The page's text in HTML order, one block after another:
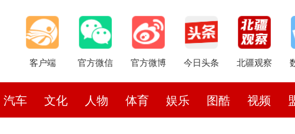
客户端 官方微信 官方微博 今日头条 北疆观察
汽车 文化 人物 体育 娱乐 图酷 视频